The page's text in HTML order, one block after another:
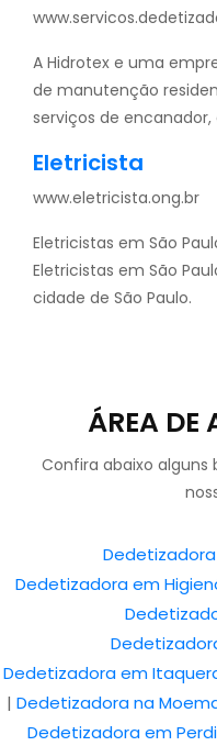
A Hidrotex e uma
de manutenção
serviços de encanador,
Eletricista
www.eletricista.ong.br
Eletricistas em São
Eletricistas em São
cidade de São Paulo.
ÁREA DE
Confira abaixo alguns
Dedetizadora em
Dedetizadora em
| Dedetizadora na
Dedetizadora em